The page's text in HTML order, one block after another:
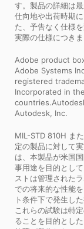
す。製品の詳細は
仕向地や出荷時期
た、予告なく仕様
実際の仕様につき
Adobe product
Adobe Systems
registered
Incorporated in
Autodesk, Inc.
MIL-STD 810H ま
定の製品に対して
は、本製品が米国
事用途を目的とし
ストは管理された
での将来的な性能
ト条件下で発生し
これらの試験は特
ることを目的とし